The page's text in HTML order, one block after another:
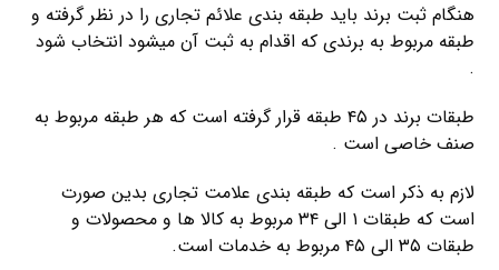
هنگام ثبت برند باید طبقه بندی علائم تجاری را در نظر گرفته و
طبقه مربوط به برندی که اقدام به ثبت آن میشود انتخاب شود
.
طبقات برند در ۴۵ طبقه قرار گرفته است که هر طبقه مربوط به
صنف خاصی است .
لازم به ذکر است که طبقه بندی علامت تجاری بدین صورت
است که طبقات ۱ الی ۳۴ مربوط به کالا ها و محصولات و
طبقات ۳۵ الی ۴۵ مربوط به خدمات است.